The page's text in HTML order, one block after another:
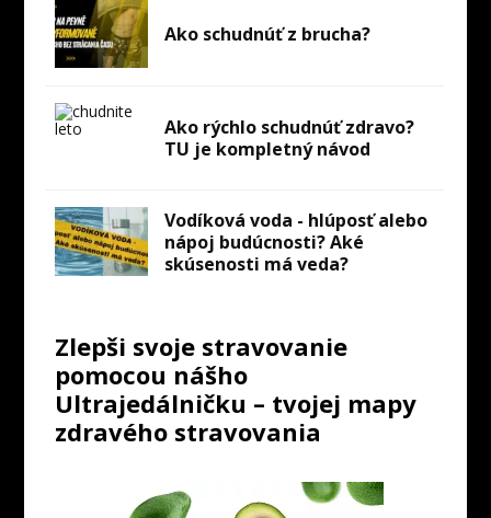
Ako schudnúť z brucha?
Ako rýchlo schudnúť zdravo?
TU je kompletný návod
Vodíková voda - hlúposť alebo
nápoj budúcnosti? Aké
skúsenosti má veda?
Zlepši svoje stravovanie
pomocou nášho
Ultrajedálničku – tvojej mapy
zdravého stravovania